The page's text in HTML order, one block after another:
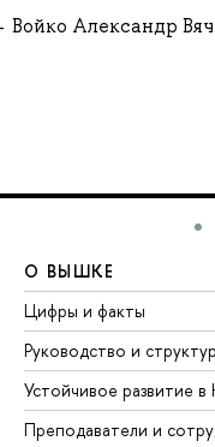
Войко Александр
О ВЫШКЕ
Цифры и факты
Руководство и
Устойчивое развитие
Преподаватели и